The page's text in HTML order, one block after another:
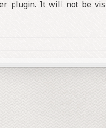
plugin. It will not be